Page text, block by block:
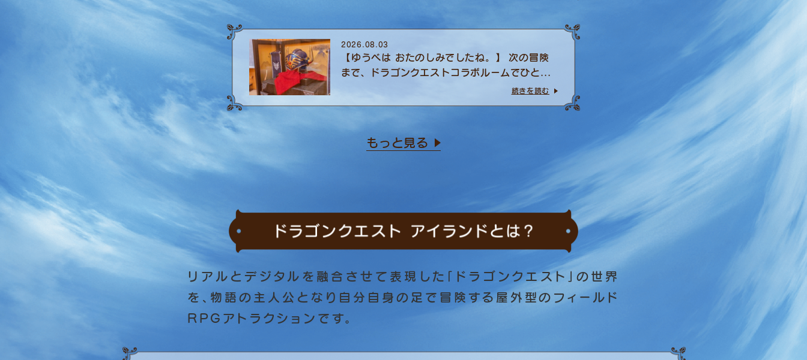
2026.08.03
【ゆうべは おたのしみでしたね。】 次の冒険
まで、ドラゴンクエストコラボルームでひと...
続きを読む
もっと見る
リアルとデジタルを融合させて表現した「ドラゴンクエスト」の世界
を、物語の主人公となり自分自身の足で冒険する屋外型のフィールド
RPGアトラクションです。